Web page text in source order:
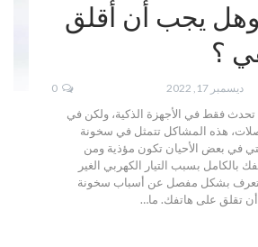
يجب أن أقلق
؟
ديسمبر 17, 2022 0
تحدث فقط في الأجهزة الذكية، ولكن في
هذه المشاكل تتمثل في سخونة
في بعض الأحيان تكون مؤذية ومن
بالكامل بسبب التيار الكهربي الغير
نتعرف بشكل مفصل عن أسباب سخونة
تقلق على هاتفك. ما…